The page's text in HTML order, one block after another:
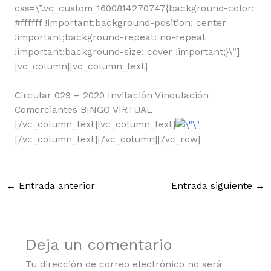
css=\”.vc_custom_1600814270747{background-color:
#ffffff !important;background-position: center
!important;background-repeat: no-repeat
!important;background-size: cover !important;}\”]
[vc_column][vc_column_text]
Circular 029 – 2020 Invitación Vinculación
Comerciantes BINGO VIRTUAL
[/vc_column_text][vc_column_text]
[/vc_column_text][/vc_column][/vc_row]
← Entrada anterior Entrada siguiente →
Deja un comentario
Tu dirección de correo electrónico no será